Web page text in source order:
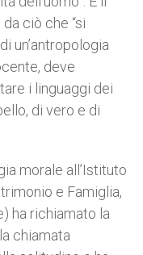
ciò che “si
un’antropologia
deve
i linguaggi dei
di vero e di
morale all’Istituto
e Famiglia,
ha richiamato la
chiamata